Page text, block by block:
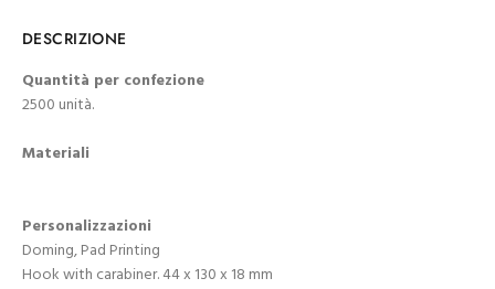
DESCRIZIONE
Quantità per confezione
2500 unità.
Materiali
Personalizzazioni
Doming, Pad Printing
Hook with carabiner. 44 x 130 x 18 mm